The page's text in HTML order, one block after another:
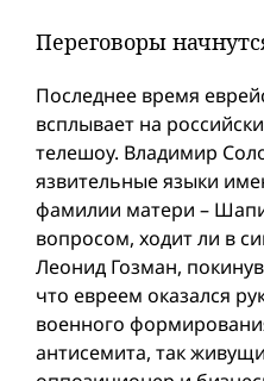
Переговоры
Последнее время
всплывает на
телешоу. Владимир
язвительные языки
фамилии матери –
вопросом, ходит ли в
Леонид Гозман,
что евреем оказался
военного
антисемита, так